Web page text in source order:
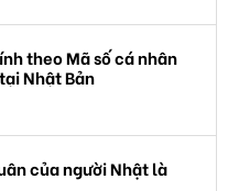
theo Mã số cá nhân
Nhật Bản
của người Nhật là